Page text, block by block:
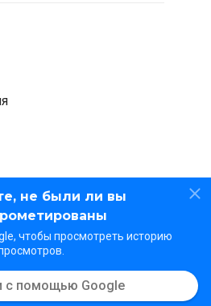
не были ли вы
чтобы просмотреть историю
с помощью Google
LP. Все права защищены